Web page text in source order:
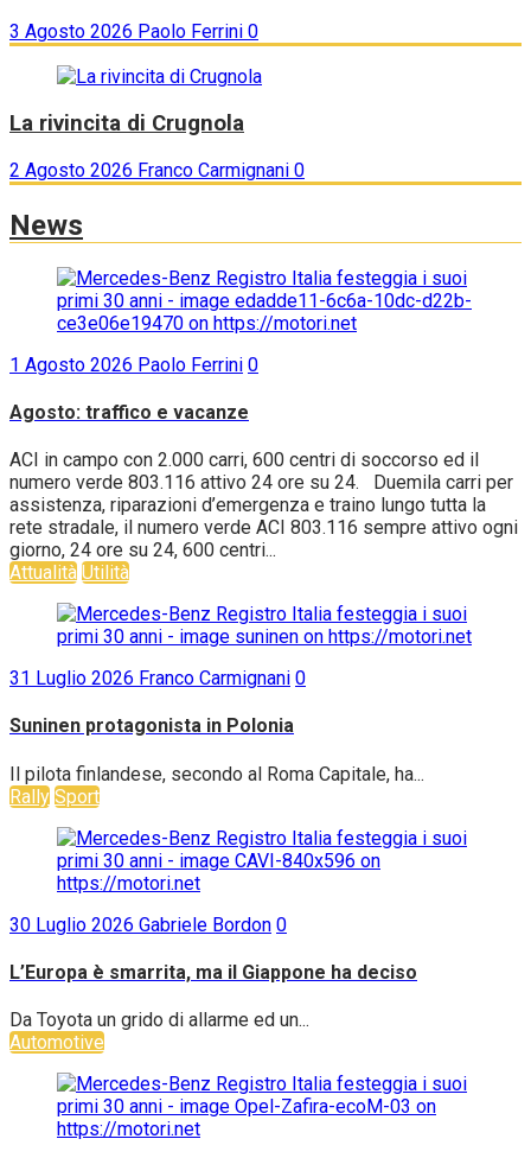
3 Agosto 2026 Paolo Ferrini 0
La rivincita di Crugnola
2 Agosto 2026 Franco Carmignani 0
News
1 Agosto 2026 Paolo Ferrini 0
Agosto: traffico e vacanze
ACI in campo con 2.000 carri, 600 centri di soccorso ed il
numero verde 803.116 attivo 24 ore su 24. Duemila carri per
assistenza, riparazioni d’emergenza e traino lungo tutta la
rete stradale, il numero verde ACI 803.116 sempre attivo ogni
giorno, 24 ore su 24, 600 centri...
Attualità Utilità
31 Luglio 2026 Franco Carmignani 0
Suninen protagonista in Polonia
Il pilota finlandese, secondo al Roma Capitale, ha...
Rally Sport
30 Luglio 2026 Gabriele Bordon 0
L’Europa è smarrita, ma il Giappone ha deciso
Da Toyota un grido di allarme ed un...
Automotive